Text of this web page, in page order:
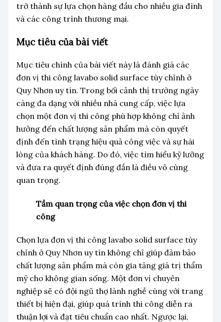
trở thành sự lựa chọn hàng đầu cho nhiều gia đình
và các công trình thương mại.
Mục tiêu của bài viết
Mục tiêu chính của bài viết này là đánh giá các
đơn vị thi công lavabo solid surface tùy chỉnh ở
Quy Nhơn uy tín. Trong bối cảnh thị trường ngày
càng đa dạng với nhiều nhà cung cấp, việc lựa
chọn một đơn vị thi công phù hợp không chỉ ảnh
hưởng đến chất lượng sản phẩm mà còn quyết
định đến tình trạng hiệu quả công việc và sự hài
lòng của khách hàng. Do đó, việc tìm hiểu kỹ lưỡng
và đưa ra quyết định đúng đắn là điều vô cùng
quan trọng.
Tầm quan trọng của việc chọn đơn vị thi
công
Chọn lựa đơn vị thi công lavabo solid surface tùy
chỉnh ở Quy Nhơn uy tín không chỉ giúp đảm bảo
chất lượng sản phẩm mà còn gia tăng giá trị thẩm
mỹ cho không gian sống. Một đơn vị chuyên
nghiệp sẽ có đội ngũ thợ lành nghề cùng với trang
thiết bị hiện đại, giúp quá trình thi công diễn ra
thuận lợi và đạt tiêu chuẩn cao nhất. Ngược lại,